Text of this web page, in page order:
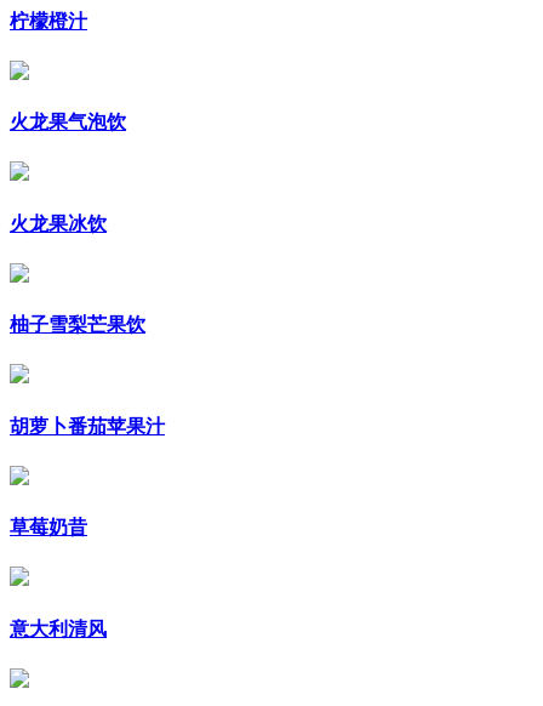
柠檬橙汁
火龙果气泡饮
火龙果冰饮
柚子雪梨芒果饮
胡萝卜番茄苹果汁
草莓奶昔
意大利清风